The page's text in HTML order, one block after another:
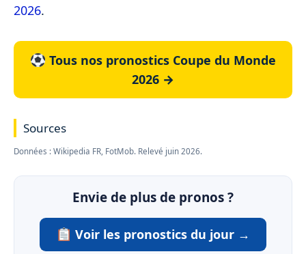
2026.
Tous nos pronostics Coupe du Monde
2026 →
Sources
Données : Wikipedia FR, FotMob. Relevé juin 2026.
Envie de plus de pronos ?
Voir les pronostics du jour →